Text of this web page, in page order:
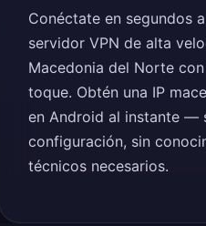
Conéctate en segundos
servidor VPN de alta
Macedonia del Norte
toque. Obtén una IP
en Android al instante —
configuración, sin
técnicos necesarios.